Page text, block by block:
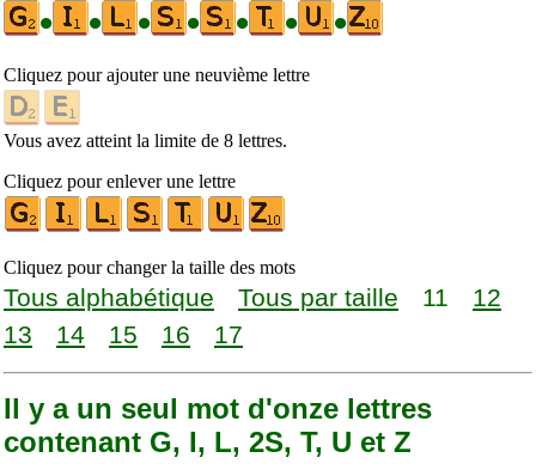
•
• • • • • •
Cliquez pour ajouter une neuvième lettre
Vous avez atteint la limite de 8 lettres.
Cliquez pour enlever une lettre
Cliquez pour changer la taille des mots
Tous alphabétique Tous par taille 11
12
13
14 15 16 17
Il y a un seul mot d'onze lettres
contenant G, I, L, 2S, T, U et Z